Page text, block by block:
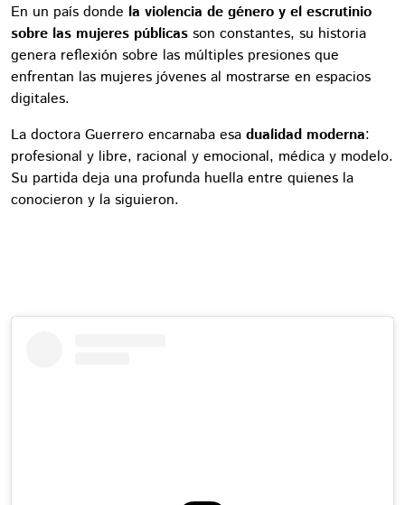
En un país donde la violencia de género y el escrutinio
sobre las mujeres públicas son constantes, su historia
genera reflexión sobre las múltiples presiones que
enfrentan las mujeres jóvenes al mostrarse en espacios
digitales.
La doctora Guerrero encarnaba esa dualidad moderna:
profesional y libre, racional y emocional, médica y modelo.
Su partida deja una profunda huella entre quienes la
conocieron y la siguieron.